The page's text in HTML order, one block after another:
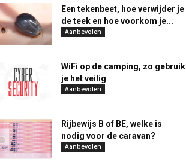
Een tekenbeet, hoe verwijder je
de teek en hoe voorkom je...
Aanbevolen
WiFi op de camping, zo gebruik
je het veilig
Aanbevolen
Rijbewijs B of BE, welke is
nodig voor de caravan?
Aanbevolen